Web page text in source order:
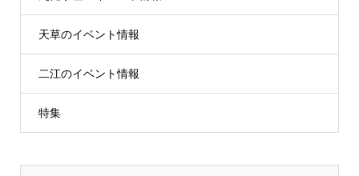
天草のイベント情報
二江のイベント情報
特集